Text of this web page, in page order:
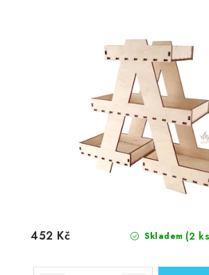
Skladem (2
452 Kč